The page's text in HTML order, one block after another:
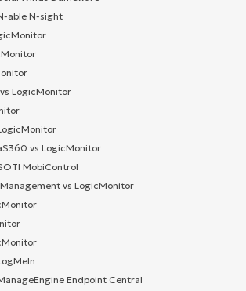
able N-sight
LogicMonitor
vs LogicMonitor
MobiControl
vs LogicMonitor
Endpoint Central